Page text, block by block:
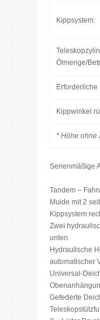
Kippsystem:
Ölmenge/
Kippwinkel
* Höhe ohne
Serienmäßige
Tandem –
Mulde mit 2
Kippsystem
Zwei
unten
Hydraulische
automatischer
Universal-
Gefederte